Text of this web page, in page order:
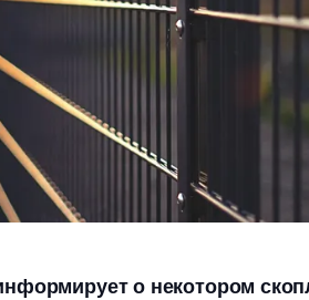
о некотором